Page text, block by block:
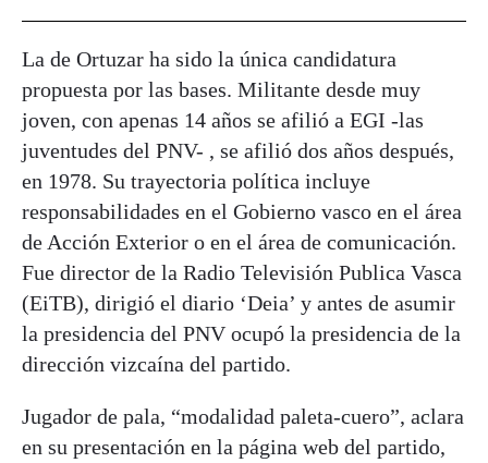
La de Ortuzar ha sido la única candidatura
propuesta por las bases. Militante desde muy
joven, con apenas 14 años se afilió a EGI -las
juventudes del PNV- , se afilió dos años después,
en 1978. Su trayectoria política incluye
responsabilidades en el Gobierno vasco en el área
de Acción Exterior o en el área de comunicación.
Fue director de la Radio Televisión Publica Vasca
(EiTB), dirigió el diario ‘Deia’ y antes de asumir
la presidencia del PNV ocupó la presidencia de la
dirección vizcaína del partido.
Jugador de pala, “modalidad paleta-cuero”, aclara
en su presentación en la página web del partido,